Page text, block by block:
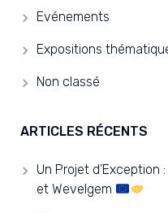
Evénements
Expositions
Non classé
ARTICLES RÉCENTS
Un Projet d’Exception
et Wevelgem